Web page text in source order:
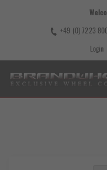
+49 (0) 7223
Login